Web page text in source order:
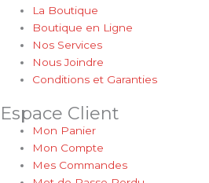
La Boutique
Boutique en Ligne
Nos Services
Nous Joindre
Conditions et Garanties
Espace Client
Mon Panier
Mon Compte
Mes Commandes